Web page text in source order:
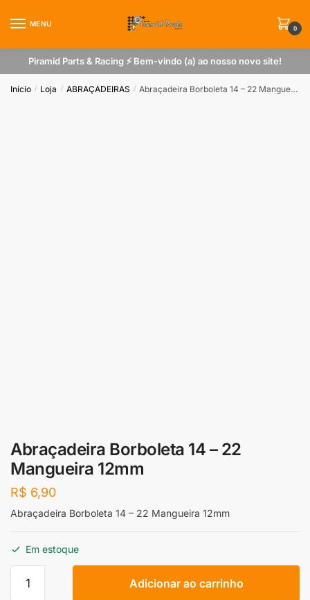
MENU
0
Piramid Parts & Racing ⚡ Bem-vindo (a) ao nosso novo site!
Início / Loja / ABRAÇADEIRAS / Abraçadeira Borboleta 14 – 22 Mangueira 12mm
Abraçadeira Borboleta 14 – 22
Mangueira 12mm
R$ 6,90
Abraçadeira Borboleta 14 – 22 Mangueira 12mm
Em estoque
Borboleta
Adicionar ao carrinho